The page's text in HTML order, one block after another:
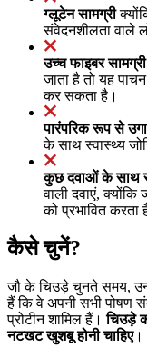
ग्लूटेन सामग्री
संवेदनशीलता वाले
उच्च फाइबर सामग्री
जाता है तो यह
कर सकता है।
पारंपरिक रूप से
के साथ स्वास्थ्य
कुछ दवाओं के साथ
वाली दवाएं,
को प्रभावित करता
कैसे चुनें?
जौ के चिउड़े चुनते समय, उन
हैं कि वे अपनी सभी पोषण
प्रोटीन शामिल हैं।चिउड़े
नटखट खुशबू होनी चाहिए।